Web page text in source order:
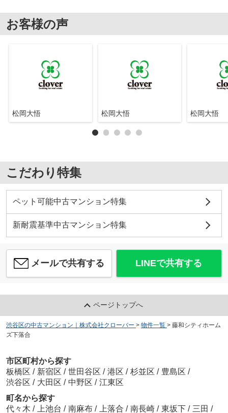
お客様の声
松岡大悟 松岡大悟 松岡大悟
こだわり特集
ペット可能中古マンション特集
新耐震基準中古マンション特集
メールで共有する LINEで共有する
ページトップへ
渋谷区の中古マンション｜株式会社クローバー > 物件一覧 > 藤和シティホーム
ズ下落合
市区町村から探す
板橋区 / 新宿区 / 世田谷区 / 港区 / 杉並区 / 豊島区 /
渋谷区 / 大田区 / 中野区 / 江東区
町名から探す
代々木 / 上池台 / 南麻布 / 上落合 / 南長崎 / 東坂下 / 三田 /